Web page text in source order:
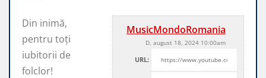
MusicMondoRomania
D, august 18, 2024 10:00am
URL:
Din inimă,
pentru toți
iubitorii de
folclor!